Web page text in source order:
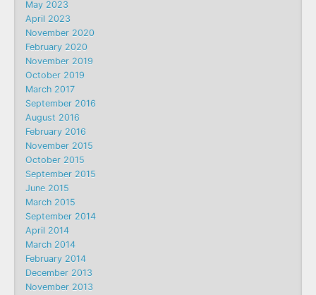
May 2023
April 2023
November 2020
February 2020
November 2019
October 2019
March 2017
September 2016
August 2016
February 2016
November 2015
October 2015
September 2015
June 2015
March 2015
September 2014
April 2014
March 2014
February 2014
December 2013
November 2013